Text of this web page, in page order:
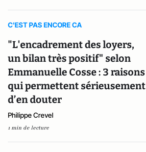
C'EST PAS ENCORE CA
"L'encadrement des loyers,
un bilan très positif" selon
Emmanuelle Cosse : 3 raisons
qui permettent sérieusement
d’en douter
Philippe Crevel
1 min de lecture